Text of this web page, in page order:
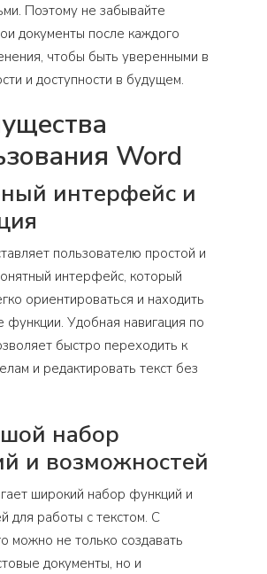
Поэтому не забывайте
документы после каждого
чтобы быть уверенными в
и доступности в будущем.
Word
интерфейс и
пользователю простой и
интерфейс, который
ориентироваться и находить
функции. Удобная навигация по
быстро переходить к
и редактировать текст без
набор
и возможностей
широкий набор функций и
для работы с текстом. С
можно не только создавать
документы, но и